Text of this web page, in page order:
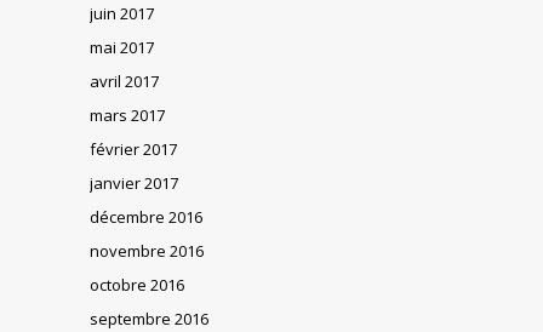
juin 2017
mai 2017
avril 2017
mars 2017
février 2017
janvier 2017
décembre 2016
novembre 2016
octobre 2016
septembre 2016